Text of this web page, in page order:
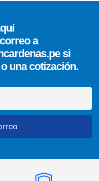
a
si
una cotización.